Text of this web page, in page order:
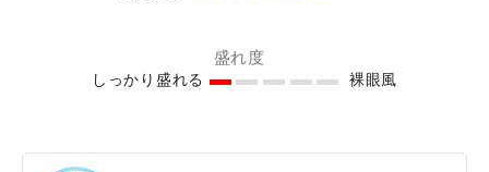
盛れ度
しっかり盛れる 裸眼風